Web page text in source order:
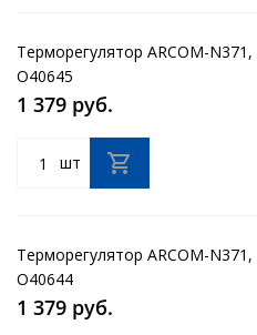
Терморегулятор ARCOM-N371,
O40645
1 379 руб.
шт
Терморегулятор ARCOM-
O40644
1 379 руб.